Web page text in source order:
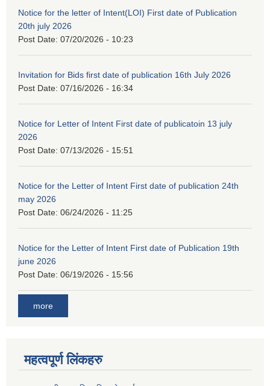
Notice for the letter of Intent(LOI) First date of Publication
20th july 2026
Post Date: 07/20/2026 - 10:23
Invitation for Bids first date of publication 16th July 2026
Post Date: 07/16/2026 - 16:34
Notice for Letter of Intent First date of publicatoin 13 july
2026
Post Date: 07/13/2026 - 15:51
Notice for the Letter of Intent First date of publication 24th
may 2026
Post Date: 06/24/2026 - 11:25
Notice for the Letter of Intent First date of Publication 19th
june 2026
Post Date: 06/19/2026 - 15:56
more
महत्वपूर्ण लिंकहरु